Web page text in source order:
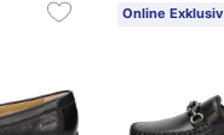
Online Exklusiv